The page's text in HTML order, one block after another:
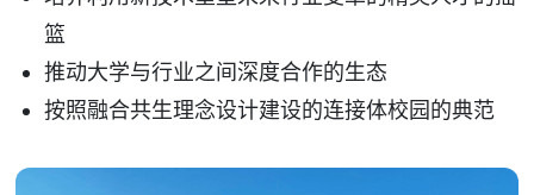
篮
推动大学与行业之间深度合作的生态
按照融合共生理念设计建设的连接体校园的典范